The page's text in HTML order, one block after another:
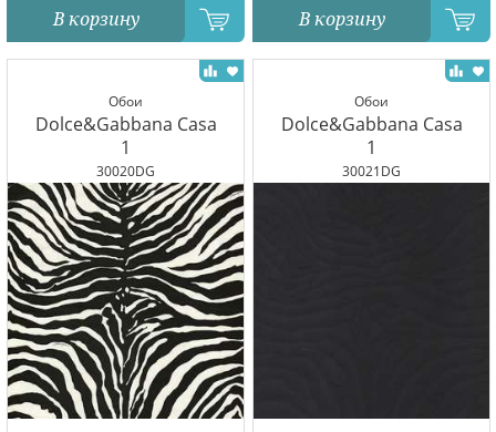
В корзину В корзину
Обои
Dolce&Gabbana Casa
1
30020DG
Обои
Dolce&Gabbana Casa
1
30021DG